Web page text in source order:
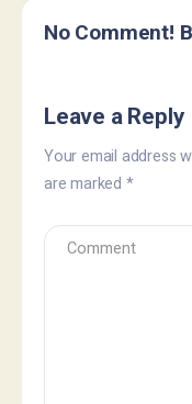
No Comment!
Leave a Reply
Your email address
are marked *